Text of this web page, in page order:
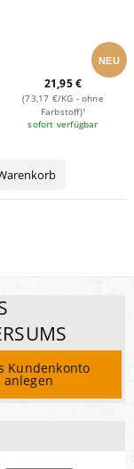
NEU
21,95 €
(73,17 €/KG - ohne
Farbstoff)¹
sofort verfügbar
Kundenkonto
anlegen